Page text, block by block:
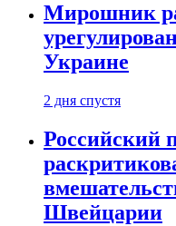
Мирошник
Украине
2 дня спустя
Российский
Швейцарии